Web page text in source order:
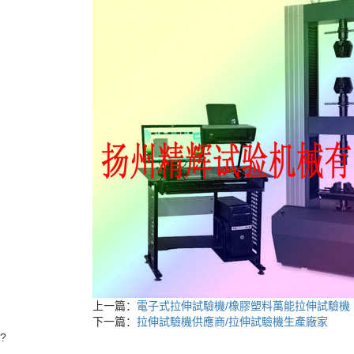
上一篇： 電子式拉伸試驗機/橡膠塑料萬能拉伸試驗機
下一篇： 拉伸試驗機供應商/拉伸試驗機生產廠家
?